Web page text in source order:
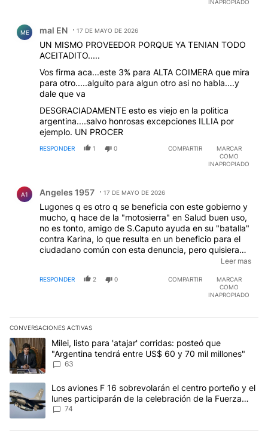
INAPROPIADO
ME mal EN 17 DE MAYO DE 2026
UN MISMO PROVEEDOR PORQUE YA TENIAN TODO
ACEITADITO.....
Vos firma aca...este 3% para ALTA COIMERA que mira
para otro.....alguito para algun otro asi no habla....y
dale que va
DESGRACIADAMENTE esto es viejo en la politica
argentina....salvo honrosas excepciones ILLIA por
ejemplo. UN PROCER
RESPONDER 1 0 COMPARTIR
MARCAR
COMO
INAPROPIADO
A1 Angeles 1957 17 DE MAYO DE 2026
Lugones q es otro q se beneficia con este gobierno y
mucho, q hace de la "motosierra" en Salud buen uso,
no es tonto, amigo de S.Caputo ayuda en su "batalla"
contra Karina, lo que resulta en un beneficio para el
ciudadano común con esta denuncia, pero quisiera
saber como se encuentran los discapacitados a los
no no s engañemos hay q seguir la investigación
sobre el 3% y también tener un ojo sobre los
Leer mas
RESPONDER 2 0 COMPARTIR
MARCAR
COMO
INAPROPIADO
CONVERSACIONES ACTIVAS
Este listado muestra los artículos con más comentarios en los
Un artículo de tendencia con el título "Milei, listo para 'atajar'
Milei, listo para 'atajar' corridas: posteó que
"Argentina tendrá entre US$ 60 y 70 mil millones"
63
Un artículo de tendencia con el título "Los aviones F 16
Los aviones F 16 sobrevolarán el centro porteño y el
lunes participarán de la celebración de la Fuerza
Aérea
74